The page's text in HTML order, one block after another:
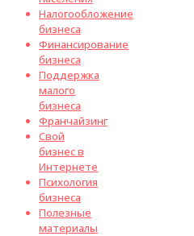
Налогообложение
бизнеса
Финансирование
бизнеса
Поддержка
малого
бизнеса
Франчайзинг
Свой
бизнес в
Интернете
Психология
бизнеса
Полезные
материалы